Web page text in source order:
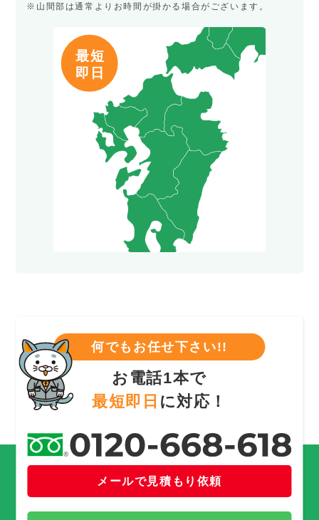
※山間部は通常よりお時間が掛かる場合がございます。
何でもお任せ下さい!!
お電話1本で
最短即日 に対応！
メールで見積もり依頼